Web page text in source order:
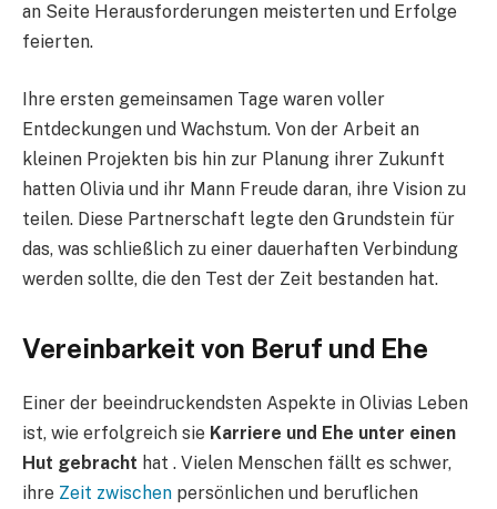
an Seite Herausforderungen meisterten und Erfolge
feierten.
Ihre ersten gemeinsamen Tage waren voller
Entdeckungen und Wachstum. Von der Arbeit an
kleinen Projekten bis hin zur Planung ihrer Zukunft
hatten Olivia und ihr Mann Freude daran, ihre Vision zu
teilen. Diese Partnerschaft legte den Grundstein für
das, was schließlich zu einer dauerhaften Verbindung
werden sollte, die den Test der Zeit bestanden hat.
Vereinbarkeit von Beruf und Ehe
Einer der beeindruckendsten Aspekte in Olivias Leben
ist, wie erfolgreich sie Karriere und Ehe unter einen
Hut gebracht hat . Vielen Menschen fällt es schwer,
ihre Zeit zwischen persönlichen und beruflichen